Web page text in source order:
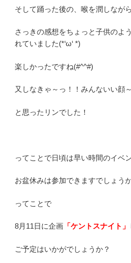
そして踊った後の、喉を潤しながら
さっきの感想をちょっと子供のよ
れていました(*‘ω‘ *)
楽しかったですね(#^^#)
又しなきゃ～っ！！みんないい顔
と思ったリンでした！
ってことで日頃は早い時間のイベ
お盆休みは参加できますでしょう
ってことで
8月11日に企画 「ケントスナイト」
ご予定はいかがでしょうか？